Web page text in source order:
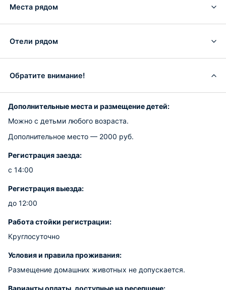
Места рядом
Отели рядом
Обратите внимание!
Дополнительные места и размещение детей:
Можно с детьми любого возраста.
Дополнительное место — 2000 руб.
Регистрация заезда:
с 14:00
Регистрация выезда:
до 12:00
Работа стойки регистрации:
Круглосуточно
Условия и правила проживания:
Размещение домашних животных не допускается.
Варианты оплаты, доступные на ресепшене: